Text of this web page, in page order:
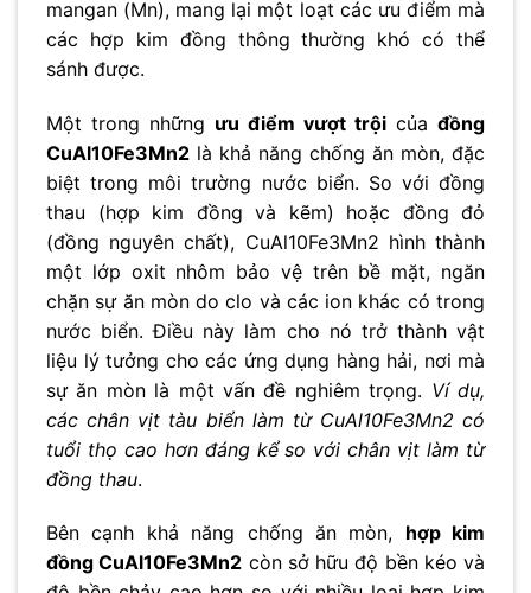
mangan (Mn), mang lại một loạt các ưu điểm mà
các hợp kim đồng thông thường khó có thể
sánh được.
Một trong những ưu điểm vượt trội của đồng
CuAl10Fe3Mn2 là khả năng chống ăn mòn, đặc
biệt trong môi trường nước biển. So với đồng
thau (hợp kim đồng và kẽm) hoặc đồng đỏ
(đồng nguyên chất), CuAl10Fe3Mn2 hình thành
một lớp oxit nhôm bảo vệ trên bề mặt, ngăn
chặn sự ăn mòn do clo và các ion khác có trong
nước biển. Điều này làm cho nó trở thành vật
liệu lý tưởng cho các ứng dụng hàng hải, nơi mà
sự ăn mòn là một vấn đề nghiêm trọng. Ví dụ,
các chân vịt tàu biển làm từ CuAl10Fe3Mn2 có
tuổi thọ cao hơn đáng kể so với chân vịt làm từ
đồng thau.
Bên cạnh khả năng chống ăn mòn, hợp kim
đồng CuAl10Fe3Mn2 còn sở hữu độ bền kéo và